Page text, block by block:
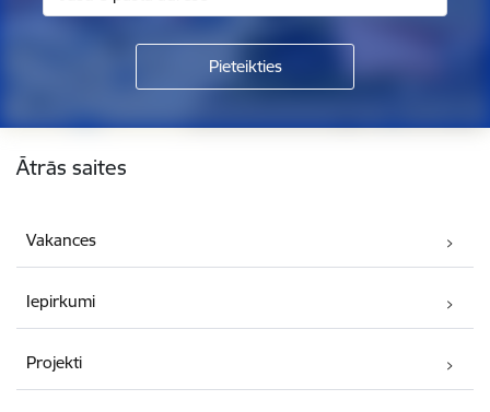
Ātrās saites
Vakances
Iepirkumi
Projekti